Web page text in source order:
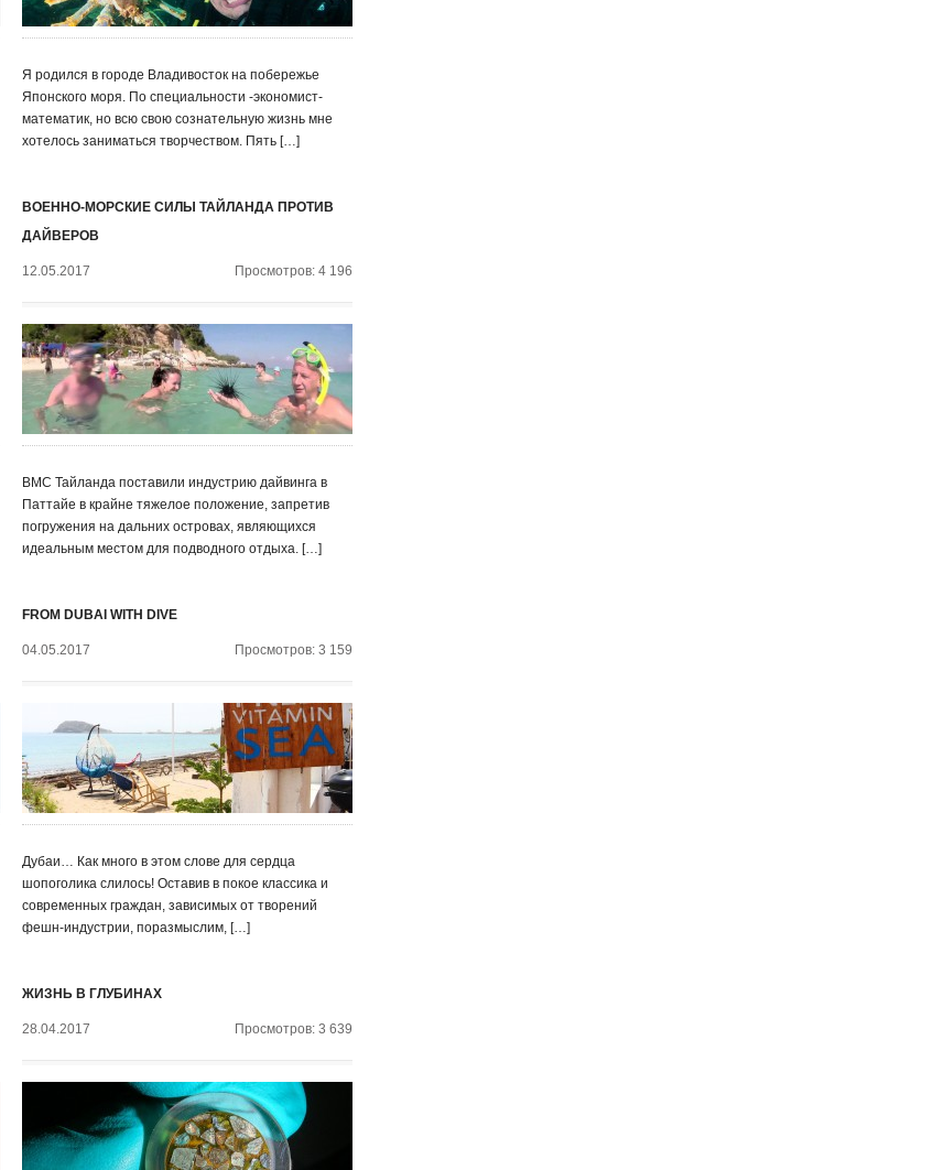
Я родился в городе Владивосток на побережье
Японского моря. По специальности -экономист-
математик, но всю свою сознательную жизнь мне
хотелось заниматься творчеством. Пять […]
ВОЕННО-МОРСКИЕ СИЛЫ ТАЙЛАНДА ПРОТИВ
ДАЙВЕРОВ
12.05.2017 Просмотров: 4 196
ВМС Тайланда поставили индустрию дайвинга в
Паттайе в крайне тяжелое положение, запретив
погружения на дальних островах, являющихся
идеальным местом для подводного отдыха. […]
FROM DUBAI WITH DIVE
04.05.2017 Просмотров: 3 159
Дубаи… Как много в этом слове для сердца
шопоголика слилось! Оставив в покое классика и
современных граждан, зависимых от творений
фешн-индустрии, поразмыслим, […]
ЖИЗНЬ В ГЛУБИНАХ
28.04.2017 Просмотров: 3 639